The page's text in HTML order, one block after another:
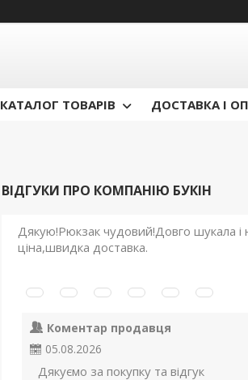
КАТАЛОГ ТОВАРІВ ДОСТАВКА І
ВІДГУКИ ПРО КОМПАНІЮ БУКІН
Дякую!Рюкзак чудовий!Довго шукала і
ціна,швидка доставка.
Коментар продавця
05.08.2026
Дякуємо за покупку та відгук